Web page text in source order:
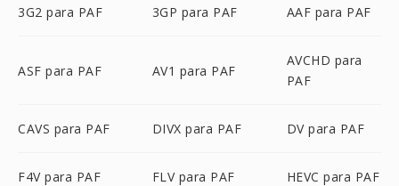
3G2 para PAF 3GP para PAF AAF para PAF
ASF para PAF AV1 para PAF
AVCHD para
PAF
CAVS para PAF DIVX para PAF DV para PAF
F4V para PAF FLV para PAF HEVC para PAF